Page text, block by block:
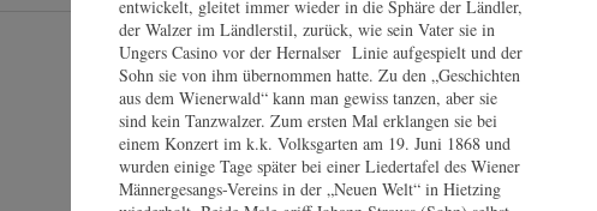
entwickelt, gleitet immer wieder in die Sphäre der Ländler,
der Walzer im Ländlerstil, zurück, wie sein Vater sie in
Ungers Casino vor der Hernalser Linie aufgespielt und der
Sohn sie von ihm übernommen hatte. Zu den „Geschichten
aus dem Wienerwald“ kann man gewiss tanzen, aber sie
sind kein Tanzwalzer. Zum ersten Mal erklangen sie bei
einem Konzert im k.k. Volksgarten am 19. Juni 1868 und
wurden einige Tage später bei einer Liedertafel des Wiener
Männergesangs-Vereins in der „Neuen Welt“ in Hietzing
ermöglicht durch die
freundliche Unterstützung
von:
Gesellschaft der
Musikfreunde Wien
Wien Kultur